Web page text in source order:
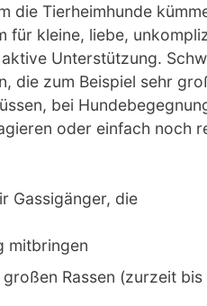
die Tierheimhunde
für kleine, liebe,
Unterstützung.
die zum Beispiel sehr
bei
oder einfach noch
Gassigänger, die
mitbringen
Rassen (zurzeit